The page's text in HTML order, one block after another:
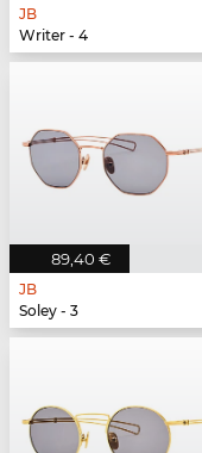
JB
Writer - 4
89,40 €
JB
Soley - 3